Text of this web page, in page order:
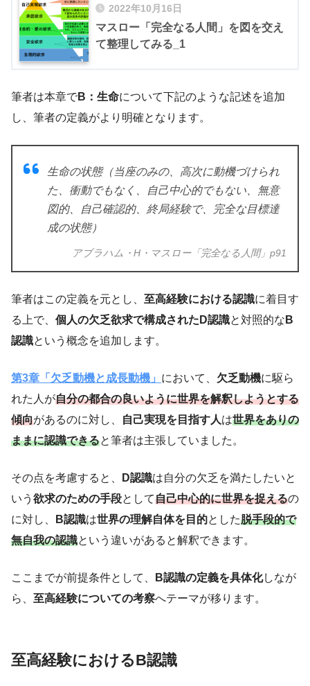
2022年10月16日
マスロー「完全なる人間」を図を交え
て整理してみる_1
筆者は本章でB：生命について下記のような記述を追加
し、筆者の定義がより明確となります。
生命の状態（当座のみの、高次に動機づけられ
た、衝動でもなく、自己中心的でもない、無意
図的、自己確認的、終局経験で、完全な目標達
成の状態）
アブラハム・H・マスロー「完全なる人間」p91
筆者はこの定義を元とし、 至高経験における認識に着目す
る上で、 個人の欠乏欲求で構成されたD認識と対照的な B
認識という概念を追加します。
第3章「欠乏動機と成長動機」 において、 欠乏動機に駆ら
れた人が自分の都合の良いように世界を解釈しようとする
傾向があるのに対し、 自己実現を目指す人は世界をありの
ままに認識できると筆者は主張していました。
その点を考慮すると、 D認識は自分の欠乏を満たしたいと
いう 欲求のための手段として自己中心的に世界を捉えるの
に対し、
B認識は世界の理解自体を目的とした脱手段的で
無自我の認識という違いがあると解釈できます。
ここまでが前提条件として、 B認識の定義を具体化しなが
ら、 至高経験についての考察へテーマが移ります。
至高経験におけるB認識